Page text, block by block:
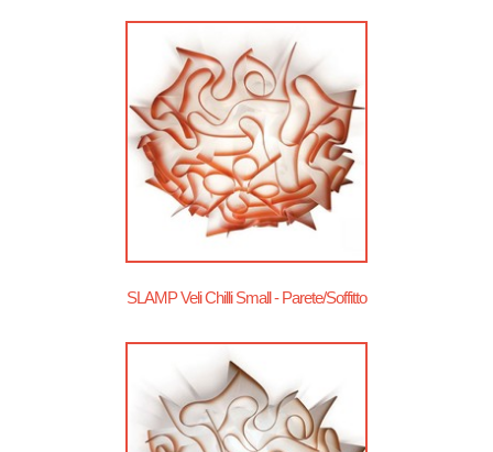
SLAMP Veli Chilli Small - Parete/Soffitto